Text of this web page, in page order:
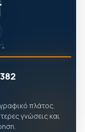
πλάτος.
γνώσεις και